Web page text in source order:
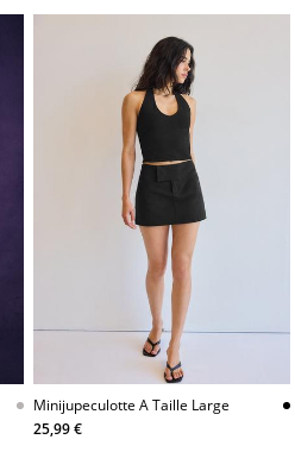
Minijupeculotte A Taille Large
25,99 €